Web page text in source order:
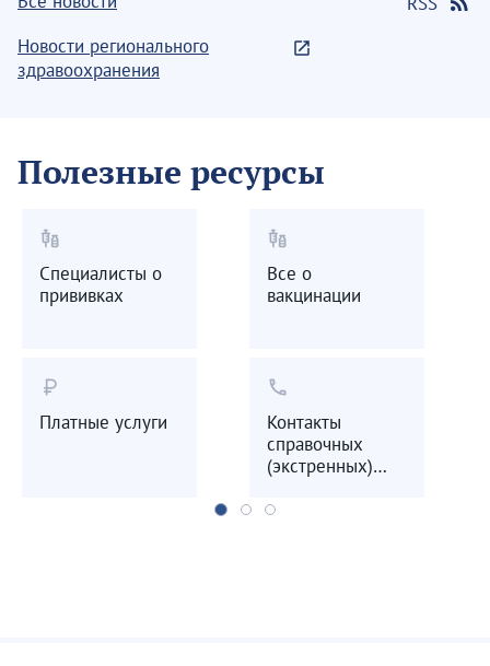
Новости регионального
здравоохранения
Полезные ресурсы
vaccines
Специалисты о
прививках
vaccines
Все о
вакцинации
currency_ruble
Платные услуги
call
Контакты
справочных
(экстренных)